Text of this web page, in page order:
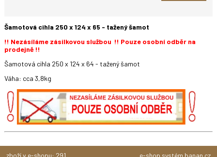
Šamotová cihla 250 x 124 x 65 - tažený šamot
!! Nezásíláme zásilkovou službou !! Pouze osobní odběr na
prodejně !!
Šamotová cihla 250 x 124 x 64 - tažený šamot
Váha: cca 3,8kg
zboží v e-shopu: 291 e-shop systém banan.cz